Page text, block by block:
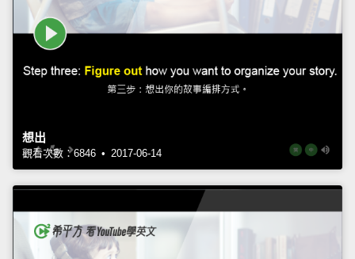
想出
觀看次數：6846 • 2017-06-14